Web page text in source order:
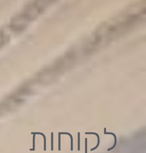
לקוחות